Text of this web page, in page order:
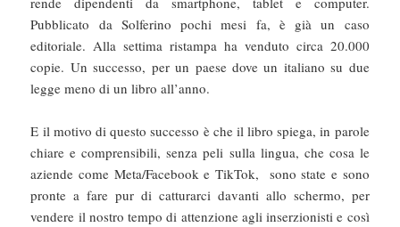
Pubblicato da Solferino pochi mesi fa, è già un caso
editoriale. Alla settima ristampa ha venduto circa 20.000
copie. Un successo, per un paese dove un italiano su due
legge meno di un libro all’anno.
E il motivo di questo successo è che il libro spiega, in parole
chiare e comprensibili, senza peli sulla lingua, che cosa le
aziende come Meta/Facebook e TikTok, sono state e sono
pronte a fare pur di catturarci davanti allo schermo, per
vendere il nostro tempo di attenzione agli inserzionisti e così